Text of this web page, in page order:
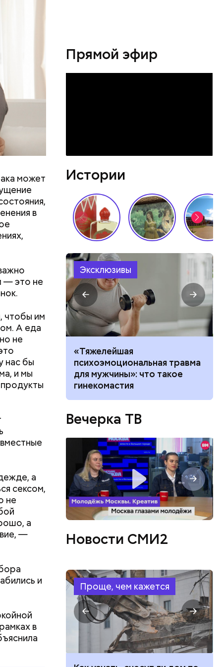
может
в
— это не
чтобы им
А еда
не
нас бы
и мы
а
сексом,
не
а
—
и
в
и
Прямой эфир
Истории
Эксклюзивы
как
при
Раменском
«Тяжелейшая
психоэмоциональная травма
для мужчины»: что такое
гинекомастия
Вечерка ТВ
Новости СМИ2
Проще, чем кажется